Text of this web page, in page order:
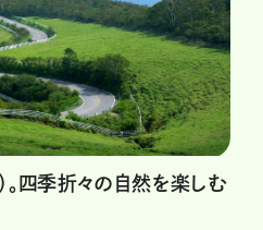
。四季折々の自然を楽しむ